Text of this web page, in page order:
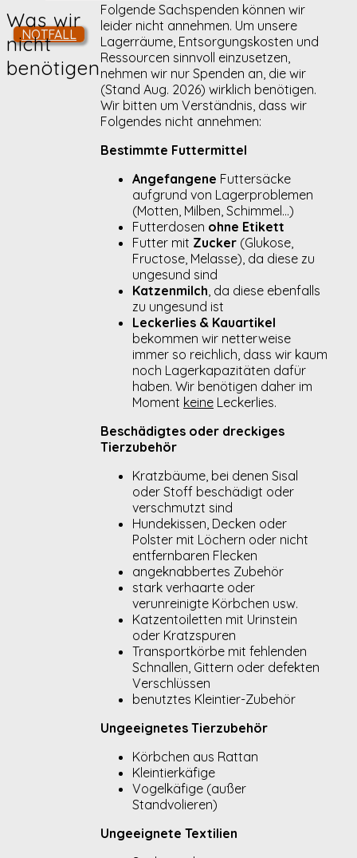
NOTFALL
Was wir
nicht
benötigen
Folgende Sachspenden können wir
leider nicht annehmen. Um unsere
Lagerräume, Entsorgungskosten und
Ressourcen sinnvoll einzusetzen,
nehmen wir nur Spenden an, die wir
(Stand Aug. 2026) wirklich benötigen.
Wir bitten um Verständnis, dass wir
Folgendes nicht annehmen:
Bestimmte Futtermittel
Angefangene Futtersäcke
aufgrund von Lagerproblemen
(Motten, Milben, Schimmel…)
Futterdosen ohne Etikett
Futter mit Zucker (Glukose,
Fructose, Melasse), da diese zu
ungesund sind
Katzenmilch, da diese ebenfalls
zu ungesund ist
Leckerlies & Kauartikel
bekommen wir netterweise
immer so reichlich, dass wir kaum
noch Lagerkapazitäten dafür
haben. Wir benötigen daher im
Moment keine Leckerlies.
Beschädigtes oder dreckiges
Tierzubehör
Kratzbäume, bei denen Sisal
oder Stoff beschädigt oder
verschmutzt sind
Hundekissen, Decken oder
Polster mit Löchern oder nicht
entfernbaren Flecken
angeknabbertes Zubehör
stark verhaarte oder
verunreinigte Körbchen usw.
Katzentoiletten mit Urinstein
oder Kratzspuren
Transportkörbe mit fehlenden
Schnallen, Gittern oder defekten
Verschlüssen
benutztes Kleintier-Zubehör
Ungeeignetes Tierzubehör
Körbchen aus Rattan
Kleintierkäfige
Vogelkäfige (außer
Standvolieren)
Ungeeignete Textilien